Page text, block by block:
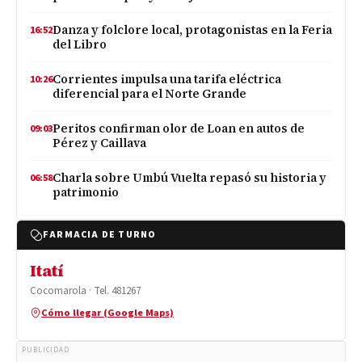
16:52Danza y folclore local, protagonistas en la Feria
del Libro
10:26Corrientes impulsa una tarifa eléctrica
diferencial para el Norte Grande
09:03Peritos confirman olor de Loan en autos de
Pérez y Caillava
06:58Charla sobre Umbú Vuelta repasó su historia y
patrimonio
FARMACIA DE TURNO
Itatí
Cocomarola · Tel. 481267
Cómo llegar (Google Maps)
PUBLICIDAD